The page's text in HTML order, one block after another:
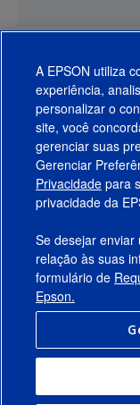
Produtos
Suporte
Links Sugeridos
Empresa
Conecte-se
A EPSON utiliza
experiência,
personalizar o
site, você
gerenciar suas
Gerenciar
Privacidade para
privacidade da
Se desejar enviar
relação às suas
formulário de
Epson.